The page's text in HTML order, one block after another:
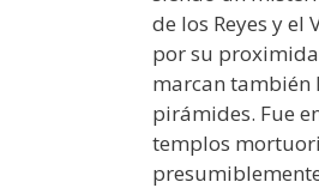
de los Reyes y
por su
marcan también
pirámides. Fue
templos